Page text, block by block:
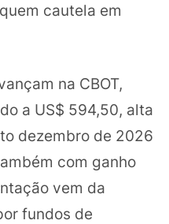
cautela em
na CBOT,
a US$ 594,50, alta
dezembro de 2026
com ganho
vem da
fundos de